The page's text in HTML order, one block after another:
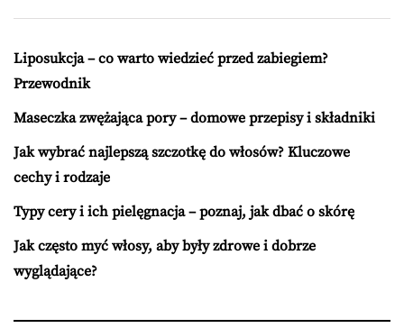
Liposukcja – co warto wiedzieć przed zabiegiem?
Przewodnik
Maseczka zwężająca pory – domowe przepisy i składniki
Jak wybrać najlepszą szczotkę do włosów? Kluczowe
cechy i rodzaje
Typy cery i ich pielęgnacja – poznaj, jak dbać o skórę
Jak często myć włosy, aby były zdrowe i dobrze
wyglądające?